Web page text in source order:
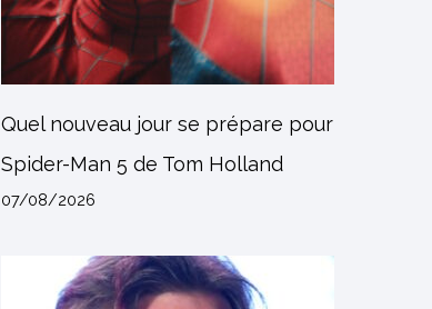
Quel nouveau jour se prépare pour
Spider-Man 5 de Tom Holland
07/08/2026